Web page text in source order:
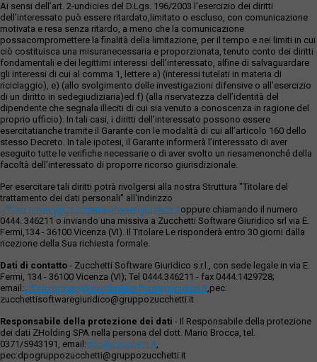
Ai sensi dell’art. 2-undicies del D.Lgs. 196/2003 l’esercizio dei diritti
dell’interessato può essere ritardato,limitato o escluso, con comunicazione
motivata e resa senza ritardo, a meno che la comunicazione
possacompromettere la finalità della limitazione, per il tempo e nei limiti in cui
ciò costituisca una misuranecessaria e proporzionata, tenuto conto dei diritti
fondamentali e dei legittimi interessi dell’interessato, alfine di salvaguardare
gli interessi di cui al comma 1, lettere a) (interessi tutelati in materia di
riciclaggio), e) (allo svolgimento delle investigazioni difensive o all’esercizio
di un diritto in sedegiudiziaria)ed f) (alla riservatezza dell’identità del
dipendente che segnala illeciti di cui sia venuto a conoscenza in ragione del
proprio ufficio). In tali casi, i diritti dell’interessato possono essere
esercitatianche tramite il Garante con le modalità di cui all’articolo 160 dello
stesso Decreto. In tale ipotesi, il Garante informerà l’interessato di aver
eseguito tutte le verifiche necessarie o di aver svolto un riesamenonché della
facoltà dell’interessato di proporre ricorso giurisdizionale.
Per esercitare tali diritti potrà rivolgersi alla nostra Struttura "Titolare del
trattamento dei dati personali" all'indirizzo
ufficio.privacy@zucchettisofwaregiuridico.itoppure chiamando il numero
0444. 346211 o inviando una missiva a Zucchetti Software Giuridico srl via E.
Fermi,134 - 36100 Vicenza (VI). Il Titolare Le risponderà entro 30 giorni dalla
ricezione della Sua richiesta formale.
Dati di contatto - Zucchetti Software Giuridico s.r.l., con sede legale in via E.
Fermi, 134 - 36100 Vicenza (VI); Tel 0444.346211 - fax 0444.1429728;
email:ufficio.privacy@zucchettisoftwaregiuridico.it,pec:
zucchettisoftwaregiuridico@gruppozucchetti.it
Responsabile della protezione dei dati - Il Responsabile della protezione
dei dati ZHolding SPA nella persona del dott. Mario Brocca, tel.
0371/5943191, email:dpo@zucchetti.it,
pec:dpogruppozucchetti@gruppozucchetti.it